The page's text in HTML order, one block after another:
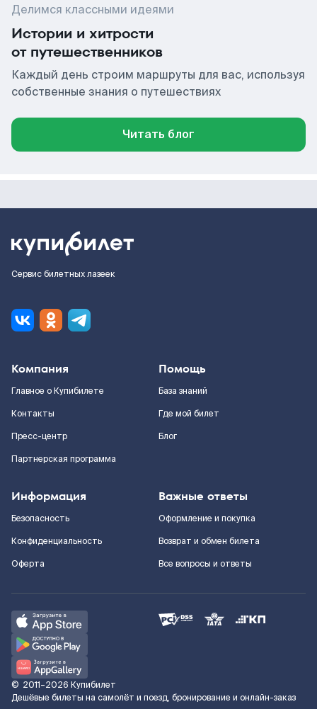
Делимся классными идеями
Истории и хитрости
от путешественников
Каждый день строим маршруты для вас, используя
собственные знания о путешествиях
Читать блог
Сервис билетных лазеек
Компания
Главное о Купибилете
Контакты
Пресс-центр
Партнерская программа
Помощь
База знаний
Где мой билет
Блог
Информация
Безопасность
Конфиденциальность
Оферта
Важные ответы
Оформление и покупка
Возврат и обмен билета
Все вопросы и ответы
© 2011–2026 Купибилет
Дешёвые билеты на самолёт и поезд, бронирование и онлайн-заказ